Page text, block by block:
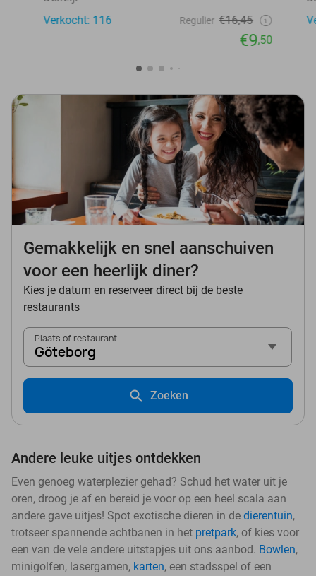
Verkocht: 116
Regulier €16,45
€9,50
Gemakkelijk en snel aanschuiven
voor een heerlijk diner?
Kies je datum en reserveer direct bij de beste
restaurants
Plaats of restaurant
Göteborg
Zoeken
Andere leuke uitjes ontdekken
Even genoeg waterplezier gehad? Schud het water uit je
oren, droog je af en bereid je voor op een heel scala aan
andere gave uitjes! Spot exotische dieren in de dierentuin,
trotseer spannende achtbanen in het pretpark, of kies voor
een van de vele andere uitstapjes uit ons aanbod. Bowlen,
minigolfen, lasergamen, karten, een stadsspel of een